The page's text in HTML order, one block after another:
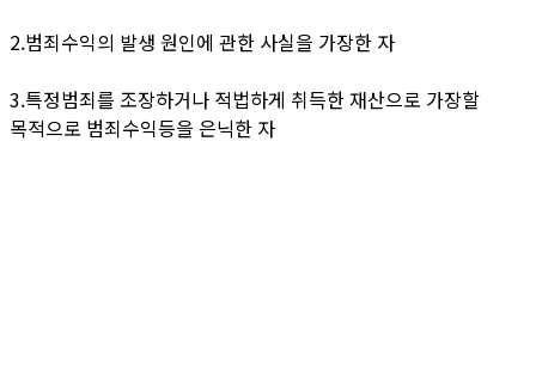
2.범죄수익의 발생 원인에 관한 사실을 가장한 자
3.특정범죄를 조장하거나 적법하게 취득한 재산으로 가장할
목적으로 범죄수익등을 은닉한 자